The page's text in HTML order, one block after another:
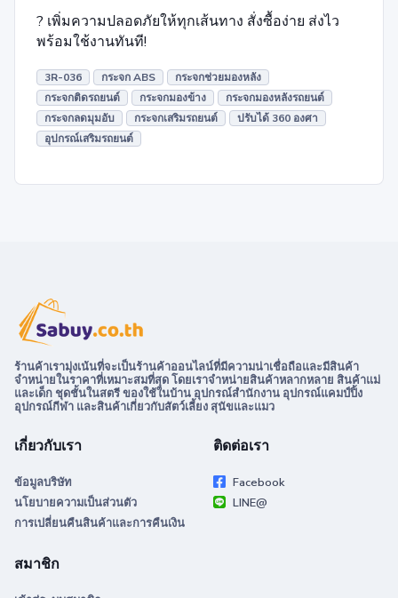
? เพิ่มความปลอดภัยให้ทุกเส้นทาง สั่งซื้อง่าย ส่งไว
พร้อมใช้งานทันที!
3R-036 กระจก ABS
กระจกช่วยมองหลัง
กระจกติดรถยนต์
กระจกมองข้าง
กระจกมองหลังรถยนต์
กระจกลดมุมอับ
กระจกเสริมรถยนต์
ปรับได้ 360 องศา
อุปกรณ์เสริมรถยนต์
ร้านค้าเรามุ่งเน้นที่จะเป็นร้านค้าออนไลน์ที่มีความน่าเชื่อถือและมีสินค้า
จำหน่ายในราคาที่เหมาะสมที่สุด โดยเราจำหน่ายสินค้าหลากหลาย สินค้าแม่
และเด็ก ชุดชั้นในสตรี ของใช้ในบ้าน อุปกรณ์สำนักงาน อุปกรณ์แคมป์ปิ้ง
อุปกรณ์กีฬา และสินค้าเกี่ยวกับสัตว์เลี้ยง สุนัขและแมว
เกี่ยวกับเรา
ข้อมูลบริษัท
นโยบายความเป็นส่วนตัว
การเปลี่ยนคืนสินค้าและการคืนเงิน
ติดต่อเรา
Facebook
LINE@
สมาชิก